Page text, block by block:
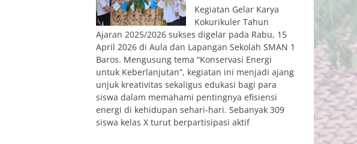
Kegiatan Gelar Karya
Kokurikuler Tahun
Ajaran 2025/2026 sukses digelar pada Rabu, 15
April 2026 di Aula dan Lapangan Sekolah SMAN 1
Baros. Mengusung tema “Konservasi Energi
untuk Keberlanjutan”, kegiatan ini menjadi ajang
unjuk kreativitas sekaligus edukasi bagi para
siswa dalam memahami pentingnya efisiensi
energi di kehidupan sehari-hari. Sebanyak 309
siswa kelas X turut berpartisipasi aktif